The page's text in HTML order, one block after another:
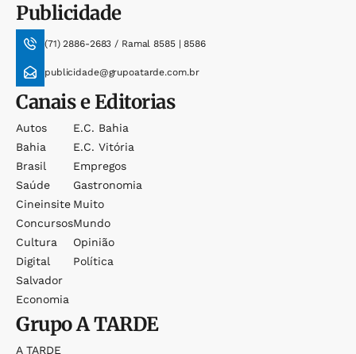
Publicidade
(71) 2886-2683 / Ramal 8585 | 8586
publicidade@grupoatarde.com.br
Canais e Editorias
Autos
Bahia
Brasil
Saúde
Cineinsite
Concursos
Cultura
Digital
Salvador
Economia
E.c. Bahia
E.c. Vitória
Empregos
Gastronomia
Muito
Mundo
Opinião
Política
GrupoA TARDE
A TARDE